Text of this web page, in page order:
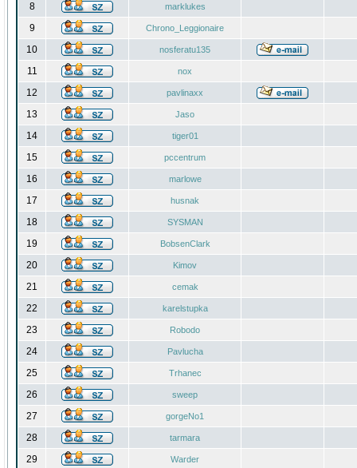
8 marklukes
9 Chrono_Leggionaire
10 nosferatu135
11 nox
12 pavlinaxx
13 Jaso
14 tiger01
15 pccentrum
16 marlowe
17 husnak
18 SYSMAN
19 BobsenClark
20 Kimov
21 cemak
22 karelstupka
23 Robodo
24 Pavlucha
25 Trhanec
26 sweep
27 gorgeNo1
28 tarmara
29 Warder